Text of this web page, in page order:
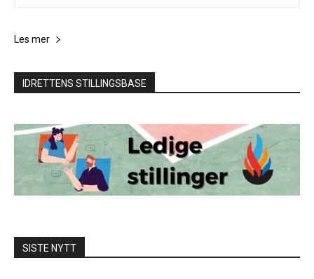
Les mer
IDRETTENS STILLINGSBASE
SISTE NYTT